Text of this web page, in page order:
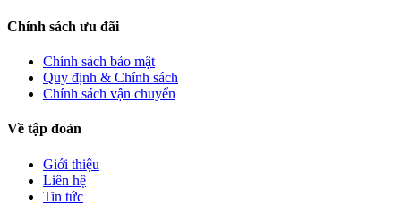
Chính sách ưu đãi
Chính sách bảo mật
Quy định & Chính sách
Chính sách vận chuyển
Về tập đoàn
Giới thiệu
Liên hệ
Tin tức